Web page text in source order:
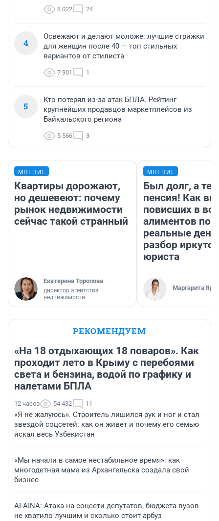
8 022 24
4
Освежают и делают моложе: лучшие стрижки
для женщин после 40 — топ стильных
вариантов от стилиста
7 901 1
5
Кто потерял из-за атак БПЛА. Рейтинг
крупнейших продавцов маркетплейсов из
Байкальского региона
5 566 3
МНЕНИЕ
Квартиры дорожают,
но дешевеют: почему
рынок недвижимости
сейчас такой странный
Екатерина Торопова
директор агентства
недвижимости
МНЕНИЕ
Был долг, а
пенсия! Как
повисших в
алиментов
реальные
разбор
юриста
Маргарита
РЕКОМЕНДУЕМ
«На 18 отдыхающих 18 поваров». Как
проходит лето в Крыму с перебоями
света и бензина, водой по графику и
налетами БПЛА
12 часов 54 432 11
«Я не жалуюсь». Строитель лишился рук и ног и стал
звездой соцсетей: как он живет и почему его семью
искал весь Узбекистан
«Мы начали в самое нестабильное время»: как
многодетная мама из Архангельска создала свой
бизнес
AI-AINA: Атака на соцсети депутатов, бюджета вузов
не хватило лучшим и сколько стоит арбуз